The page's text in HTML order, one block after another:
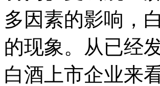
多因素的影响，
的现象。从已经
白酒上市企业来